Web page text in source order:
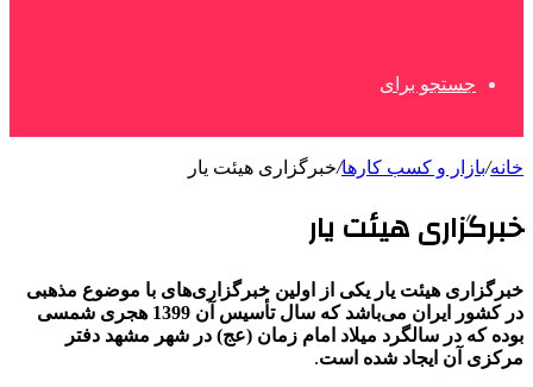
جستجو برای
خانه/بازار و کسب کارها/خبرگزاری هیئت یار
خبرگزاری هیئت یار
خبرگزاری هیئت یار یکی از اولین خبرگزاری‌های با موضوع مذهبی
در کشور ایران می‌باشد که سال تأسیس آن 1399 هجری شمسی
بوده که در سالگرد میلاد امام زمان (عج) در شهر مشهد دفتر
مرکزی آن ایجاد شده است.